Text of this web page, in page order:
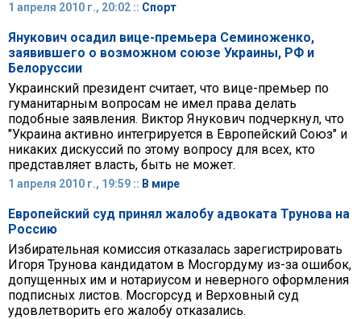
1 апреля 2010 г., 20:02 :: Спорт
Янукович осадил вице-премьера Семиноженко,
заявившего о возможном союзе Украины, РФ и
Белоруссии
Украинский президент считает, что вице-премьер по
гуманитарным вопросам не имел права делать
подобные заявления. Виктор Янукович подчеркнул, что
"Украина активно интегрируется в Европейский Союз" и
никаких дискуссий по этому вопросу для всех, кто
представляет власть, быть не может.
1 апреля 2010 г., 19:59 :: В мире
Европейский суд принял жалобу адвоката Трунова на
Россию
Избирательная комиссия отказалась зарегистрировать
Игоря Трунова кандидатом в Мосгордуму из-за ошибок,
допущенных им и нотариусом и неверного оформления
подписных листов. Мосгорсуд и Верховный суд
удовлетворить его жалобу отказались.